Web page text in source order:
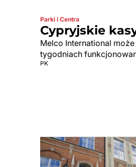
Parki i Centra
Cypryjskie
Melco International
tygodniach
PK